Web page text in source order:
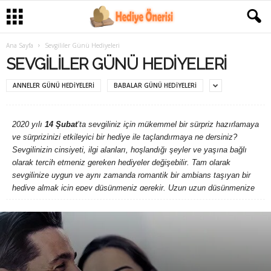
Ana Sayfa Sevgililer Günü Hediyeleri
SEVGILILER GÜNÜ HEDIYELERI
ANNELER GÜNÜ HEDIYELERI BABALAR GÜNÜ HEDIYELERI
2020 yılı 14 Şubat’ta sevgiliniz için mükemmel bir sürpriz hazırlamaya
ve sürprizinizi etkileyici bir hediye ile taçlandırmaya ne dersiniz?
Sevgilinizin cinsiyeti, ilgi alanları, hoşlandığı şeyler ve yaşına bağlı
olarak tercih etmeniz gereken hediyeler değişebilir. Tam olarak
sevgilinize uygun ve aynı zamanda romantik bir ambians taşıyan bir
hediye almak için epey düşünmeniz gerekir. Uzun uzun düşünmenize
aklınıza gelen fikirler çok sıradan olduğundan dolayı daha yeni ve
özgün bir fikir arıyorsanız, kesinlikle doğru yerdesiniz!
Kategorimiz dahilinde paylaştığımız yazılarda çok sayıda sevgililer
günü hediyeleri bulunmaktadır. Farklı hediye fikirlerinin tamamını
inceledikten sonra sevgiliniz için hangisinin uygun olduğuna siz karar